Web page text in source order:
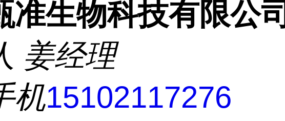
准生物科技有限公司
姜经理
机15102117276